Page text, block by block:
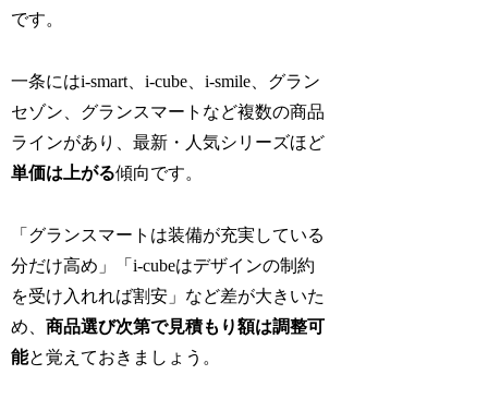
です。
一条にはi-smart、i-cube、i-smile、グラン
セゾン、グランスマートなど複数の商品
ラインがあり、最新・人気シリーズほど
単価は上がる傾向です。
「グランスマートは装備が充実している
分だけ高め」「i-cubeはデザインの制約
を受け入れれば割安」など差が大きいた
め、商品選び次第で見積もり額は調整可
能と覚えておきましょう。